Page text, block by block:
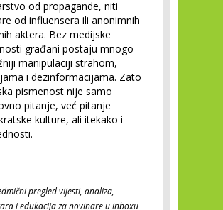
od propagande, niti
od influensera ili anonimnih
aktera. Bez medijske
građani postaju mnogo
manipulaciji strahom,
i dezinformacijama. Zato
pismenost nije samo
pitanje, već pitanje
kulture, ali itekako i
pregled vijesti, analiza,
i edukacija za novinare u inboxu